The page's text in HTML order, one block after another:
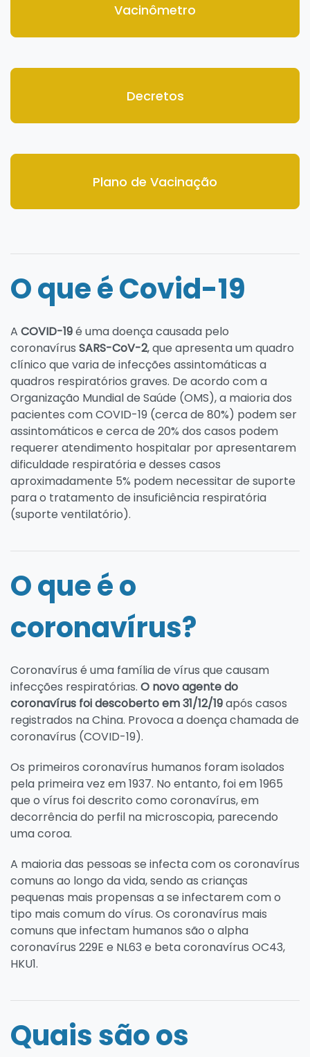
Vacinômetro
Decretos
Plano de Vacinação
O que é Covid-19
A COVID-19é uma doença causada pelo
coronavírus SARS-CoV-2, que apresenta um quadro
clínico que varia de infecções assintomáticas a
quadros respiratórios graves. De acordo com a
Organização Mundial de Saúde (OMS), a maioria dos
pacientes com COVID-19 (cerca de 80%) podem ser
assintomáticos e cerca de 20% dos casos podem
requerer atendimento hospitalar por apresentarem
dificuldade respiratória e desses casos
aproximadamente 5% podem necessitar de suporte
para o tratamento de insuficiência respiratória
(suporte ventilatório).
O que é o
coronavírus?
Coronavírus é uma família de vírus que causam
infecções respiratórias. O novo agente do
coronavírus foi descoberto em 31/12/19após casos
registrados na China. Provoca a doença chamada de
coronavírus (COVID-19).
Os primeiros coronavírus humanos foram isolados
pela primeira vez em 1937. No entanto, foi em 1965
que o vírus foi descrito como coronavírus, em
decorrência do perfil na microscopia, parecendo
uma coroa.
A maioria das pessoas se infecta com os coronavírus
comuns ao longo da vida, sendo as crianças
pequenas mais propensas a se infectarem com o
tipo mais comum do vírus. Os coronavírus mais
comuns que infectam humanos são o alpha
coronavírus 229E e NL63 e beta coronavírus OC43,
HKU1.
Quais são os